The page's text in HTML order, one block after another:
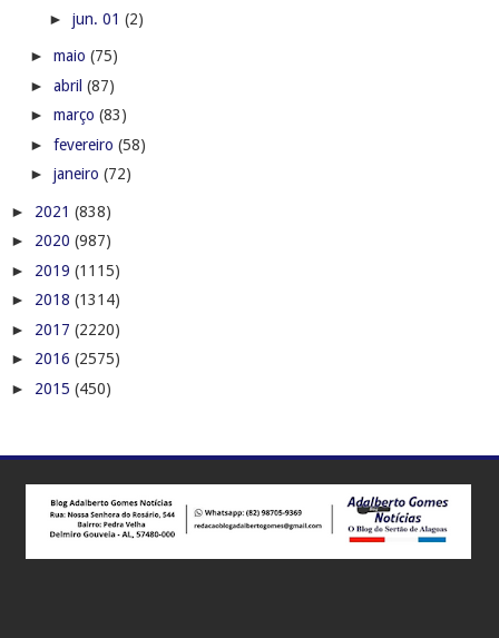
► jun. 01 (2)
► maio (75)
► abril (87)
► março (83)
► fevereiro (58)
► janeiro (72)
► 2021 (838)
► 2020 (987)
► 2019 (1115)
► 2018 (1314)
► 2017 (2220)
► 2016 (2575)
► 2015 (450)